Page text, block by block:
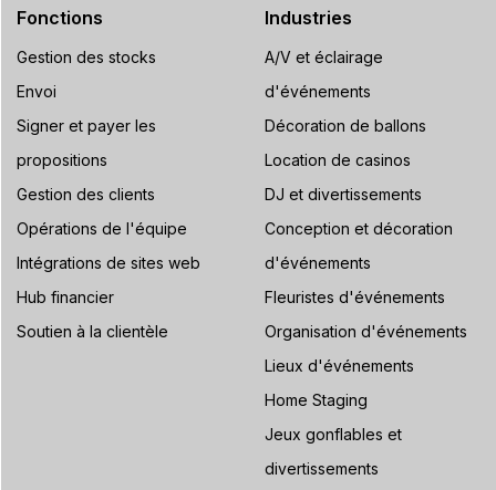
Fonctions
Gestion des stocks
Envoi
Signer et payer les
propositions
Gestion des clients
Opérations de l'équipe
Intégrations de sites web
Hub financier
Soutien à la clientèle
Industries
A/V et éclairage
d'événements
Décoration de ballons
Location de casinos
DJ et divertissements
Conception et décoration
d'événements
Fleuristes d'événements
Organisation d'événements
Lieux d'événements
Home Staging
Jeux gonflables et
divertissements